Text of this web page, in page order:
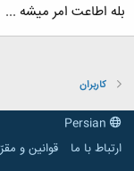
بله اطاعت امر ميشه ...
کاربران
ارتباط با ما
قوانین و